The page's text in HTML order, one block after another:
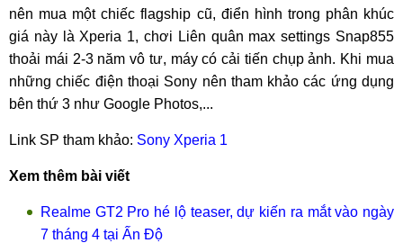
nên mua một chiếc flagship cũ, điển hình trong phân khúc
giá này là Xperia 1, chơi Liên quân max settings Snap855
thoải mái 2-3 năm vô tư, máy có cải tiến chụp ảnh. Khi mua
những chiếc điện thoại Sony nên tham khảo các ứng dụng
bên thứ 3 như Google Photos,...
Link SP tham khảo: Sony Xperia 1
Xem thêm bài viết
Realme GT2 Pro hé lộ teaser, dự kiến ​​ra mắt vào ngày
7 tháng 4 tại Ấn Độ